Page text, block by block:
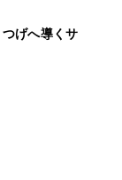
げへ導くサ